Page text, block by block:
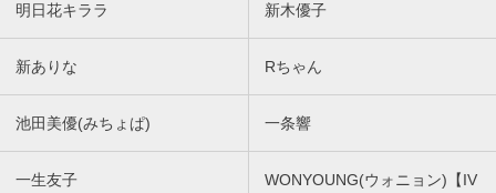
明日花キララ 新木優子
新ありな Rちゃん
池田美優(みちょぱ) 一条響
一生友子
WONYOUNG(ウォニョン)【IV